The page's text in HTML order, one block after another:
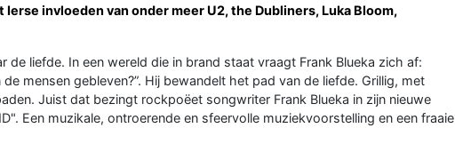
invloeden van onder meer U2, the Dubliners, Luka Bloom,
de liefde. In een wereld die in brand staat vraagt Frank Blueka zich af:
mensen gebleven?”. Hij bewandelt het pad van de liefde. Grillig, met
Juist dat bezingt rockpoëet songwriter Frank Blueka in zijn nieuwe
Een muzikale, ontroerende en sfeervolle muziekvoorstelling en een fraaie